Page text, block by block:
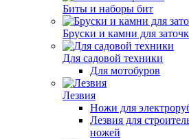
Биты и наборы бит
Бруски и камни для
Для садовой техники
Для мотобуров
Лезвия
Ножи для
Лезвия для
ножей